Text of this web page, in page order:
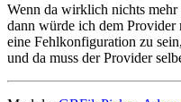
Wenn da wirklich nichts mehr
dann würde ich dem Provider
eine Fehlkonfiguration zu
und da muss der Provider